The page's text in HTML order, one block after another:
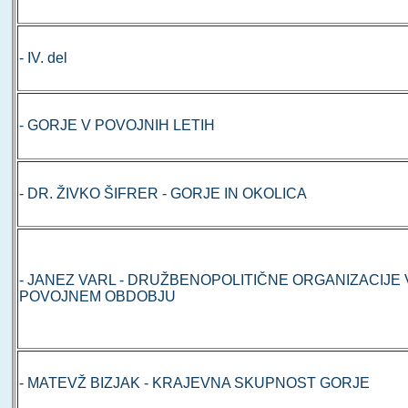
- IV. del
- GORJE V POVOJNIH LETIH
- DR. ŽIVKO ŠIFRER - GORJE IN OKOLICA
- JANEZ VARL - DRUŽBENOPOLITIČNE ORGANIZACIJE
POVOJNEM OBDOBJU
- MATEVŽ BIZJAK - KRAJEVNA SKUPNOST GORJE